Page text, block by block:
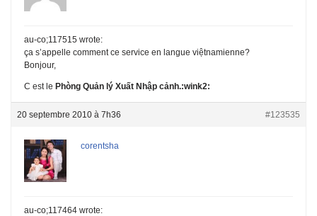
au-co;117515 wrote:
ça s’appelle comment ce service en langue việtnamienne?
Bonjour,
C est le Phòng Quản lý Xuất Nhập cảnh.:wink2:
20 septembre 2010 à 7h36 #123535
corentsha
au-co;117464 wrote: